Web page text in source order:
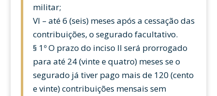
militar;
VI – até 6 (seis) meses após a cessação das
contribuições, o segurado facultativo.
§ 1º O prazo do inciso II será prorrogado
para até 24 (vinte e quatro) meses se o
segurado já tiver pago mais de 120 (cento
e vinte) contribuições mensais sem